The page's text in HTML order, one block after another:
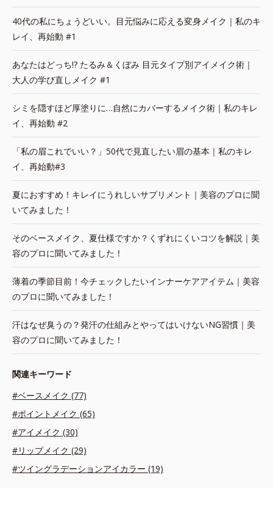
40代の私にちょうどいい。目元悩みに応える変身メイク｜私のキ
レイ、再始動 #1
あなたはどっち!? たるみ＆くぼみ 目元タイプ別アイメイク術｜
大人の学び直しメイク #1
シミを隠すほど厚塗りに…自然にカバーするメイク術｜私のキレ
イ、再始動 #2
「私の眉これでいい？」50代で見直したい眉の基本｜私のキレ
イ、再始動#3
夏におすすめ！キレイにうれしいサプリメント｜美容のプロに聞
いてみました！
そのベースメイク、夏仕様ですか？くずれにくいコツを解説｜美
容のプロに聞いてみました！
薄着の季節目前！今チェックしたいインナーケアアイテム｜美容
のプロに聞いてみました！
汗はなぜ臭うの？発汗の仕組みとやってはいけないNG習慣｜美
容のプロに聞いてみました！
関連キーワード
#ベースメイク (77)
#ポイントメイク (65)
#アイメイク (30)
#リップメイク (29)
#ツイングラデーションアイカラー (19)